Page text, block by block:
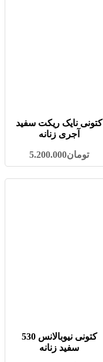
کتونی نایک ریکت سفید
آجری زنانه
تومان5.200.000
کتونی نیوبالانس 530
سفید زنانه